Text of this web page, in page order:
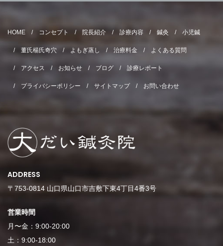
HOME コンセプト 院長紹介 診療内容 鍼灸 小児鍼
董氏楊氏奇穴 よもぎ蒸し 治療料金 よくある質問
アクセス お知らせ ブログ 診療レポート
プライバシーポリシー サイトマップ お問い合わせ
ADDRESS
〒753-0814 山口県山口市吉敷下東4丁目4番3号
営業時間
月〜金：9:00-20:00
土：9:00-18:00